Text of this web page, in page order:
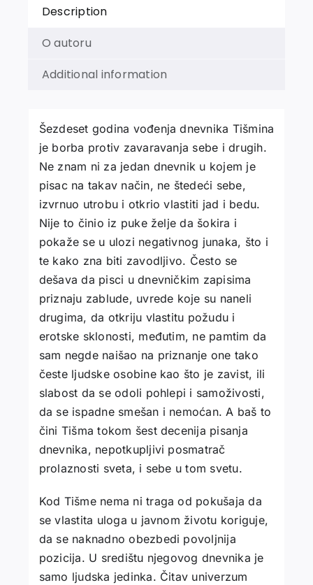
Description
O autoru
Additional information
Šezdeset godina vođenja dnevnika Tišmina
je borba protiv zavaravanja sebe i drugih.
Ne znam ni za jedan dnevnik u kojem je
pisac na takav način, ne štedeći sebe,
izvrnuo utrobu i otkrio vlastiti jad i bedu.
Nije to činio iz puke želje da šokira i
pokaže se u ulozi negativnog junaka, što i
te kako zna biti zavodljivo. Često se
dešava da pisci u dnevničkim zapisima
priznaju zablude, uvrede koje su naneli
drugima, da otkriju vlastitu požudu i
erotske sklonosti, međutim, ne pamtim da
sam negde naišao na priznanje one tako
česte ljudske osobine kao što je zavist, ili
slabost da se odoli pohlepi i samoživosti,
da se ispadne smešan i nemoćan. A baš to
čini Tišma tokom šest decenija pisanja
dnevnika, nepotkupljivi posmatrač
prolaznosti sveta, i sebe u tom svetu.
Kod Tišme nema ni traga od pokušaja da
se vlastita uloga u javnom životu koriguje,
da se naknadno obezbedi povoljnija
pozicija. U središtu njegovog dnevnika je
samo ljudska jedinka. Čitav univerzum